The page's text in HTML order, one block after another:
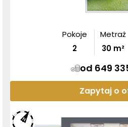
Pokoje
2
Metraż
30 m²
od 649
Zapytaj o